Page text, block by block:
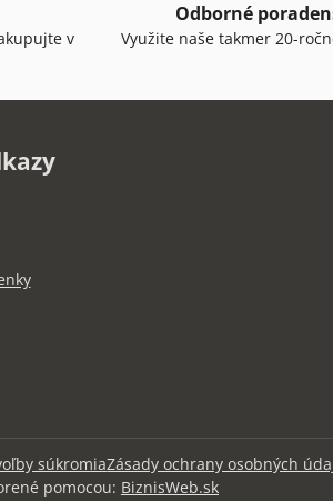
v
Odborné
Využite naše takmer 20-
súkromiaZásady ochrany osobných
pomocou: BiznisWeb.sk